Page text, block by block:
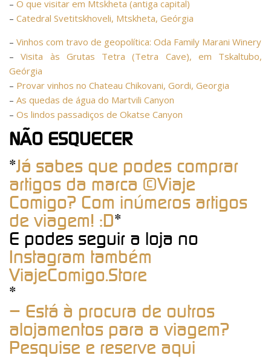
– O que visitar em Mtskheta (antiga capital)
– Catedral Svetitskhoveli, Mtskheta, Geórgia
– Vinhos com travo de geopolítica: Oda Family Marani Winery
–Visita às Grutas Tetra (Tetra Cave), em Tskaltubo,
Geórgia
– Provar vinhos no Chateau Chikovani, Gordi, Georgia
– As quedas de água do Martvili Canyon
– Os lindos passadiços de Okatse Canyon
NÃO ESQUECER
*Já sabes que podes comprar
artigos da marca ©Viaje
Comigo? Com inúmeros artigos
de viagem! :D*
E podes seguir a loja no
Instagram também
ViajeComigo.Store
*
– Está à procura de outros
alojamentos para a viagem?
Pesquise e reserve aqui